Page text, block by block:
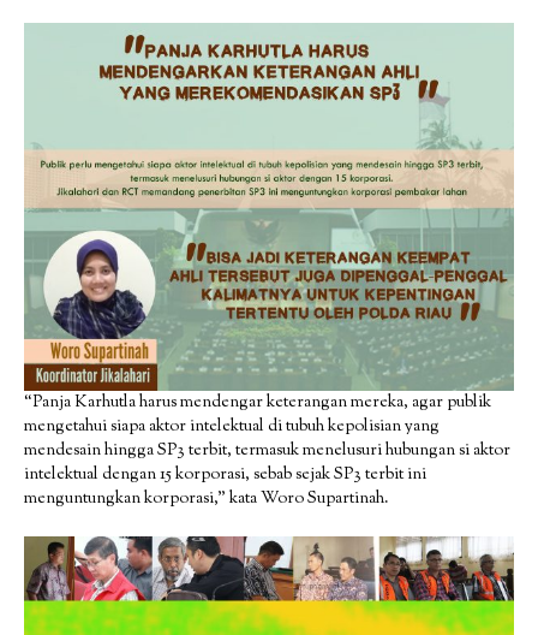
“Panja Karhutla harus mendengar keterangan mereka, agar publik
mengetahui siapa aktor intelektual di tubuh kepolisian yang
mendesain hingga SP3 terbit, termasuk menelusuri hubungan si aktor
intelektual dengan 15 korporasi, sebab sejak SP3 terbit ini
menguntungkan korporasi,” kata Woro Supartinah.